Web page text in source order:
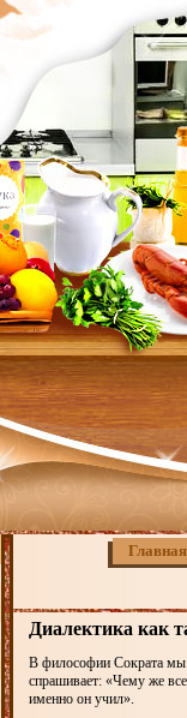
Главная
Диалектика как
В философии Сократа мы
спрашивает: «Чему же
именно он учил».